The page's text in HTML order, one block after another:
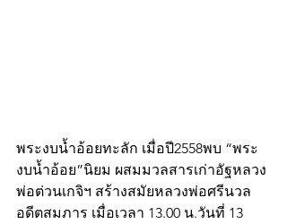
พระงบน้ำอ้อยทะลัก เมื่อปี2558พบ “พระ
งบน้ำอ้อย”นิยม ผสมมวลสารเก่าอัฐหลวง
พ่อต่วนเกจิฯ สร้างสมัยหลวงพ่อศรีนวล
อดีตสมภาร เมื่อเวลา 13.00 น.วันที่ 13